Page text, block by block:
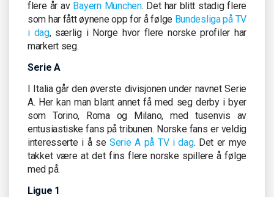
flere år av Bayern München. Det har blitt stadig flere
som har fått øynene opp for å følge Bundesliga på TV
i dag, særlig i Norge hvor flere norske profiler har
markert seg.
Serie A
I Italia går den øverste divisjonen under navnet Serie
A. Her kan man blant annet få med seg derby i byer
som Torino, Roma og Milano, med tusenvis av
entusiastiske fans på tribunen. Norske fans er veldig
interesserte i å seSerie A på TV i dag. Det er mye
takket være at det fins flere norske spillere å følge
med på.
Ligue 1